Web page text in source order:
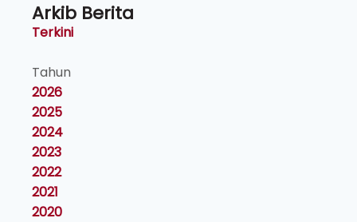
Arkib Berita
Terkini
Tahun
2026
2025
2024
2023
2022
2021
2020